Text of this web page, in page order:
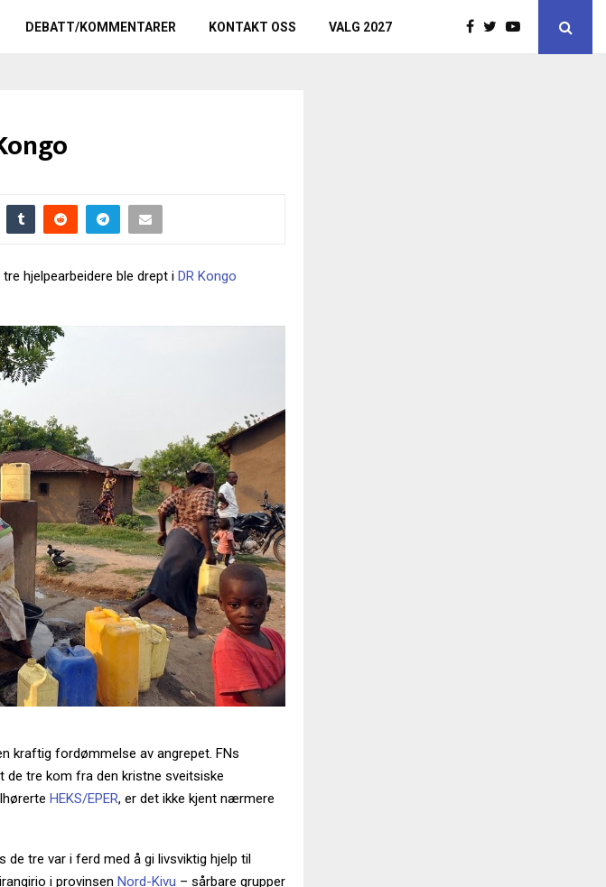
DEBATT/KOMMENTARER KONTAKT OSS VALG 2027
hjelpearbeidere ble drept i DR Kongo
kraftig fordømmelse av angrepet. FNs
de tre kom fra den kristne sveitsiske
HEKS/EPER, er det ikke kjent nærmere
tre var i ferd med å gi livsviktig hjelp til
i provinsen Nord-Kivu – sårbare grupper